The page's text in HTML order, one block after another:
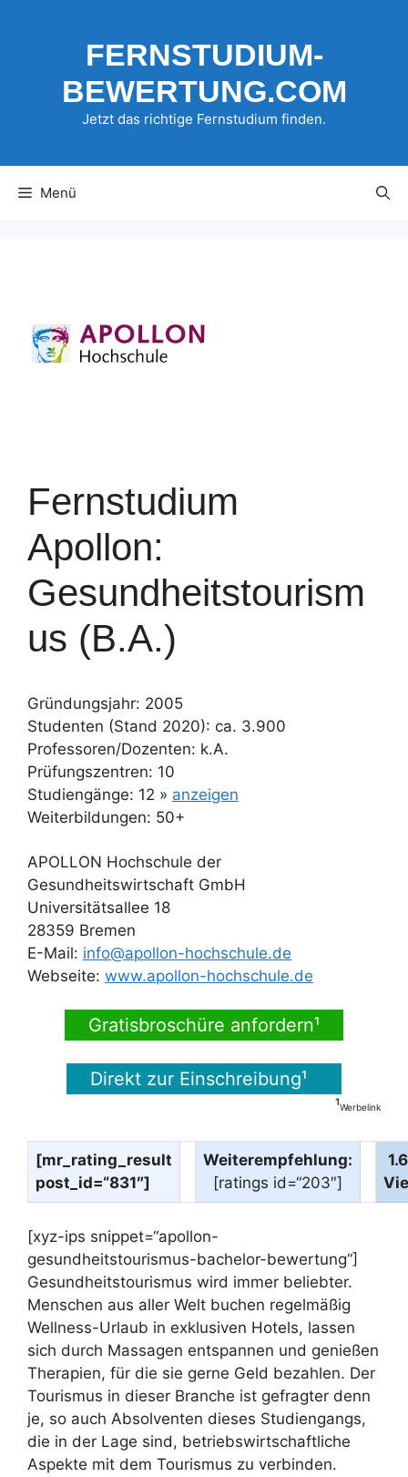
FERNSTUDIUM-
BEWERTUNG.COM
Jetzt das richtige Fernstudium finden.
Menü
Fernstudium
Apollon:
Gesundheitstourism
us (B.A.)
Gründungsjahr: 2005
Studenten (Stand 2020): ca. 3.900
Professoren/Dozenten: k.A.
Prüfungszentren: 10
Studiengänge: 12 » anzeigen
Weiterbildungen: 50+
APOLLON Hochschule der
Gesundheitswirtschaft GmbH
Universitätsallee 18
28359 Bremen
E-Mail: info@apollon-hochschule.de
Webseite: www.apollon-hochschule.de
Gratisbroschüre anfordern¹
Direkt zur Einschreibung¹
¹Werbelink
[mr_rating_result
post_id=“831″]
Weiterempfehlung:
[ratings id=“203″]
[xyz-ips snippet=“apollon-
gesundheitstourismus-bachelor-bewertung“]
Gesundheitstourismus wird immer beliebter.
Menschen aus aller Welt buchen regelmäßig
Wellness-Urlaub in exklusiven Hotels, lassen
sich durch Massagen entspannen und genießen
Therapien, für die sie gerne Geld bezahlen. Der
Tourismus in dieser Branche ist gefragter denn
je, so auch Absolventen dieses Studiengangs,
die in der Lage sind, betriebswirtschaftliche
Aspekte mit dem Tourismus zu verbinden.